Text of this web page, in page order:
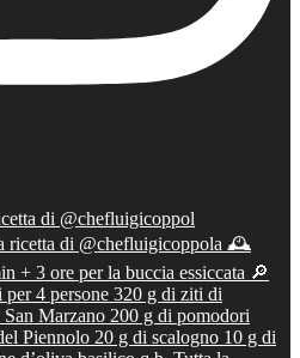
di @chefluigicoppol